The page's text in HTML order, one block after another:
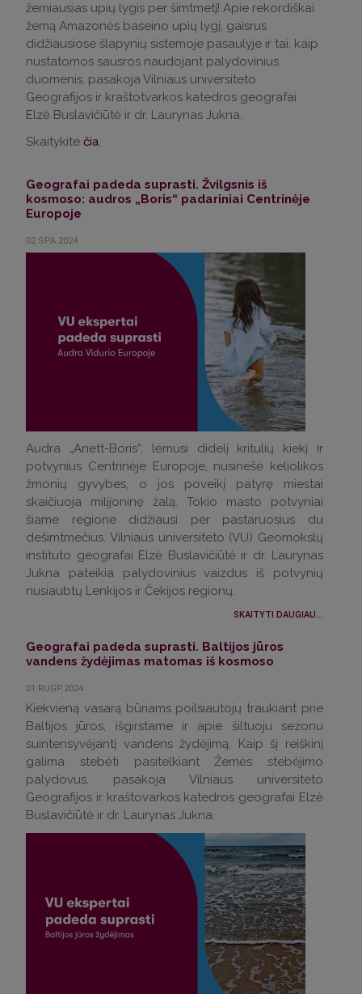
žemiausias upių lygis per šimtmetį! Apie rekordiškai
žemą Amazonės baseino upių lygį, gaisrus
didžiausiose šlapynių sistemoje pasaulyje ir tai, kaip
nustatomos sausros naudojant palydovinius
duomenis, pasakoja Vilniaus universiteto
Geografijos ir kraštotvarkos katedros geografai
Elzė Buslavičiūtė ir dr. Laurynas Jukna.
Skaitykite čia.
Geografai padeda suprasti. Žvilgsnis iš
kosmoso: audros „Boris“ padariniai Centrinėje
Europoje
02.SPA.2024
Audra „Anett-Boris“, lėmusi didelį kritulių kiekį ir
potvynius Centrinėje Europoje, nusinešė keliolikos
žmonių gyvybes, o jos poveikį patyrę miestai
skaičiuoja milijoninę žalą. Tokio masto potvyniai
šiame regione didžiausi per pastaruosius du
dešimtmečius. Vilniaus universiteto (VU) Geomokslų
instituto geografai Elzė Buslavičiūtė ir dr. Laurynas
Jukna pateikia palydovinius vaizdus iš potvynių
nusiaubtų Lenkijos ir Čekijos regionų.
SKAITYTI DAUGIAU...
Geografai padeda suprasti. Baltijos jūros
vandens žydėjimas matomas iš kosmoso
01.RUGP.2024
Kiekvieną vasarą būriams poilsiautojų traukiant prie
Baltijos jūros, išgirstame ir apie šiltuoju sezonu
suintensyvėjantį vandens žydėjimą. Kaip šį reiškinį
galima stebėti pasitelkiant Žemės stebėjimo
palydovus, pasakoja Vilniaus universiteto
Geografijos ir kraštovarkos katedros geografai Elzė
Buslavičiūtė ir dr. Laurynas Jukna.